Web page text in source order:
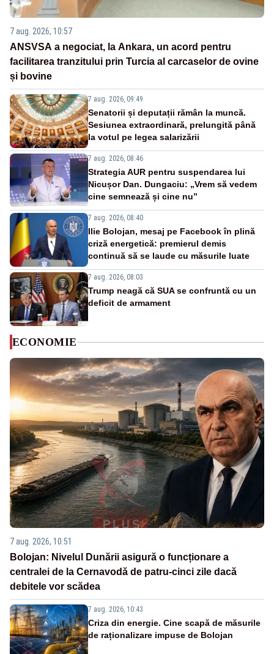
7 aug. 2026, 10:57
ANSVSA a negociat, la Ankara, un acord pentru
facilitarea tranzitului prin Turcia al carcaselor de ovine
și bovine
7 aug. 2026, 09:49
Senatorii și deputații rămân la muncă.
Sesiunea extraordinară, prelungită până
la votul pe legea salarizării
7 aug. 2026, 08:46
Strategia AUR pentru suspendarea lui
Nicușor Dan. Dungaciu: „Vrem să vedem
cine semnează și cine nu”
7 aug. 2026, 08:40
Ilie Bolojan, mesaj pe Facebook în plină
criză energetică: premierul demis
continuă să se laude cu măsurile luate
7 aug. 2026, 08:03
Trump neagă că SUA se confruntă cu un
deficit de armament
ECONOMIE
7 aug. 2026, 10:51
Bolojan: Nivelul Dunării asigură o funcționare a
centralei de la Cernavodă de patru-cinci zile dacă
debitele vor scădea
7 aug. 2026, 10:43
Criza din energie. Cine scapă de măsurile
de raționalizare impuse de Bolojan